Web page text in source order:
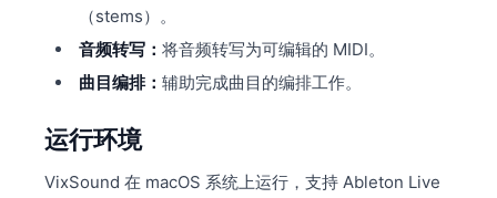
（stems）。
音频转写： 将音频转写为可编辑的 MIDI。
曲目编排： 辅助完成曲目的编排工作。
运行环境
VixSound 在 macOS 系统上运行，支持 Ableton Live